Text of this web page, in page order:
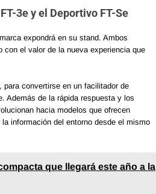
3e y el Deportivo FT-Se
expondrá en su stand. Ambos
el valor de la nueva experiencia que
convertirse en un facilitador de
Además de la rápida respuesta y los
hacia modelos que ofrecen
información del entorno desde el mismo
que llegará este año a la